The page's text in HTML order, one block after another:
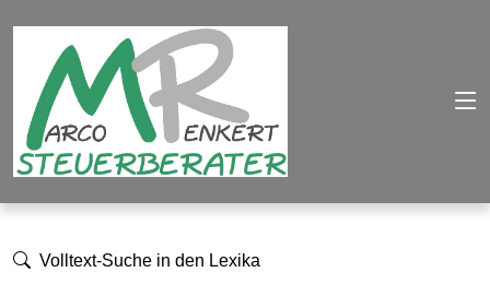
Volltext-Suche in den Lexika